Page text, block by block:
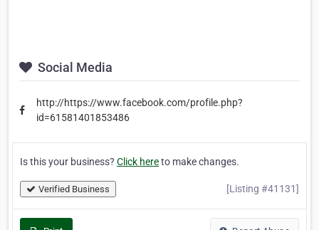
Social Media
http://https://www.facebook.com/profile.php?
id=61581401853486
Is this your business? Click hereto make changes.
Verified Business [Listing #41131]